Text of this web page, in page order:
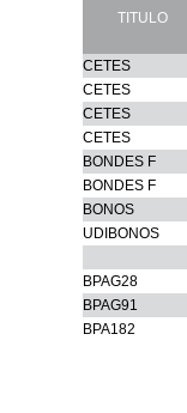
TITULO
CETES
CETES
CETES
CETES
BONDES F
BONDES F
BONOS
UDIBONOS
BPAG28
BPAG91
BPA182